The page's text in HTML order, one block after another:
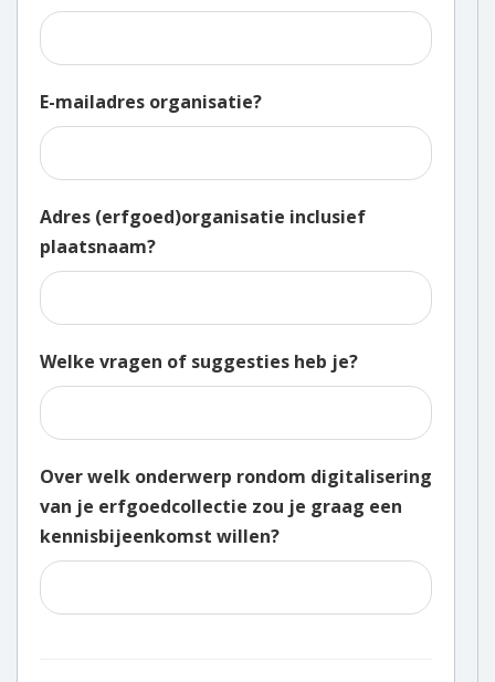
E-mailadres organisatie?
Adres (erfgoed)organisatie inclusief
plaatsnaam?
Welke vragen of suggesties heb je?
Over welk onderwerp rondom digitalisering
van je erfgoedcollectie zou je graag een
kennisbijeenkomst willen?